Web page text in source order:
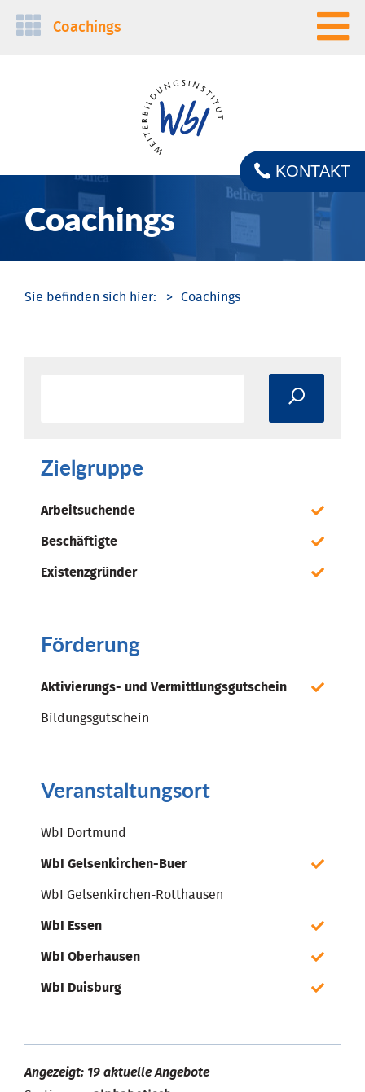
Navigation
Coachings
Coachings
KONTAKT
Coachings
Zielgruppe
Arbeitsuchende
Beschäftigte
Existenzgründer
Förderung
Aktivierungs- und Vermittlungsgutschein
Bildungsgutschein
Veranstaltungsort
WbI Dortmund
WbI Gelsenkirchen-Buer
WbI Gelsenkirchen-Rotthausen
WbI Essen
WbI Oberhausen
WbI Duisburg
Angezeigt: 19 aktuelle Angebote